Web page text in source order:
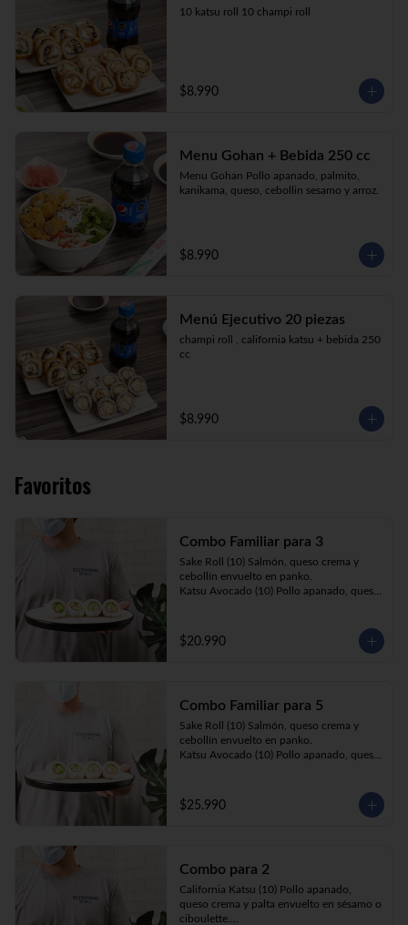
10 katsu roll 10 champi roll
$8.990
Menu Gohan + Bebida 250 cc
Menu Gohan Pollo apanado, palmito,
kanikama, queso, cebollin sesamo y arroz.
$8.990
Menú Ejecutivo 20 piezas
champi roll , california katsu + bebida 250
cc
$8.990
Favoritos
Combo Familiar para 3
Sake Roll (10) Salmón, queso crema y
cebollín envuelto en panko.
Katsu Avocado (10) Pollo apanado, queso
y palta envuelta en sésamo o ciboulette.
Gyosas a elección (5u) + Bebida 1.5lt a
**Imagen Referencial**
$20.990
Combo Familiar para 5
Sake Roll (10) Salmón, queso crema y
cebollín envuelto en panko.
Katsu Avocado (10) Pollo apanado, queso
cebollín, envuelto en ciboulette o sesamo.
Tempura ebi avocado (10) Camarón
queso crema y palta envuelto en sésamo o
ciboulette.
Gyosas a elección (5u) + Bebida 1.5lt a
elección
$25.990
Combo para 2
California Katsu (10) Pollo apanado,
queso crema y palta envuelto en sésamo o
ciboulette.